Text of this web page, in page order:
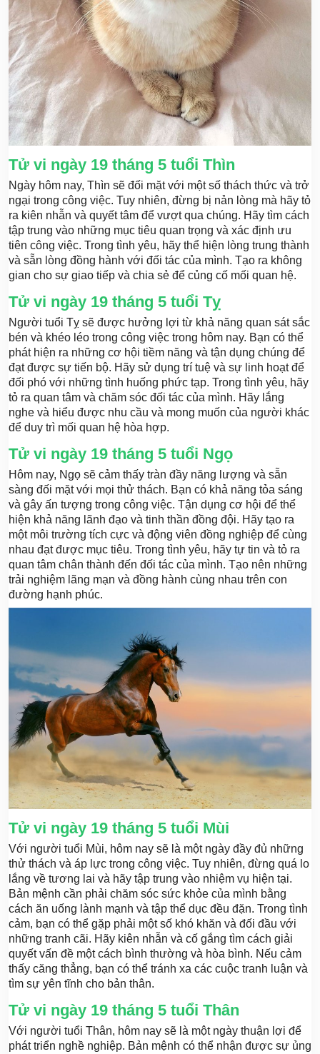
Tử vi ngày 19 tháng 5 tuổi Thìn
Ngày hôm nay, Thìn sẽ đối mặt với một số thách thức và trở
ngại trong công việc. Tuy nhiên, đừng bị nản lòng mà hãy tỏ
ra kiên nhẫn và quyết tâm để vượt qua chúng. Hãy tìm cách
tập trung vào những mục tiêu quan trọng và xác định ưu
tiên công việc. Trong tình yêu, hãy thể hiện lòng trung thành
và sẵn lòng đồng hành với đối tác của mình. Tạo ra không
gian cho sự giao tiếp và chia sẻ để củng cố mối quan hệ.
Tử vi ngày 19 tháng 5 tuổi Tỵ
Người tuổi Tỵ sẽ được hưởng lợi từ khả năng quan sát sắc
bén và khéo léo trong công việc trong hôm nay. Bạn có thể
phát hiện ra những cơ hội tiềm năng và tận dụng chúng để
đạt được sự tiến bộ. Hãy sử dụng trí tuệ và sự linh hoạt để
đối phó với những tình huống phức tạp. Trong tình yêu, hãy
tỏ ra quan tâm và chăm sóc đối tác của mình. Hãy lắng
nghe và hiểu được nhu cầu và mong muốn của người khác
để duy trì mối quan hệ hòa hợp.
Tử vi ngày 19 tháng 5 tuổi Ngọ
Hôm nay, Ngọ sẽ cảm thấy tràn đầy năng lượng và sẵn
sàng đối mặt với mọi thử thách. Bạn có khả năng tỏa sáng
và gây ấn tượng trong công việc. Tận dụng cơ hội để thể
hiện khả năng lãnh đạo và tinh thần đồng đội. Hãy tạo ra
một môi trường tích cực và động viên đồng nghiệp để cùng
nhau đạt được mục tiêu. Trong tình yêu, hãy tự tin và tỏ ra
quan tâm chân thành đến đối tác của mình. Tạo nên những
trải nghiệm lãng mạn và đồng hành cùng nhau trên con
đường hạnh phúc.
Tử vi ngày 19 tháng 5 tuổi Mùi
Với người tuổi Mùi, hôm nay sẽ là một ngày đầy đủ những
thử thách và áp lực trong công việc. Tuy nhiên, đừng quá lo
lắng về tương lai và hãy tập trung vào nhiệm vụ hiện tại.
Bản mệnh cần phải chăm sóc sức khỏe của mình bằng
cách ăn uống lành mạnh và tập thể dục đều đặn. Trong tình
cảm, bạn có thể gặp phải một số khó khăn và đối đầu với
những tranh cãi. Hãy kiên nhẫn và cố gắng tìm cách giải
quyết vấn đề một cách bình thường và hòa bình. Nếu cảm
thấy căng thẳng, bạn có thể tránh xa các cuộc tranh luận và
tìm sự yên tĩnh cho bản thân.
Tử vi ngày 19 tháng 5 tuổi Thân
Với người tuổi Thân, hôm nay sẽ là một ngày thuận lợi để
phát triển nghề nghiệp. Bản mệnh có thể nhận được sự ủng